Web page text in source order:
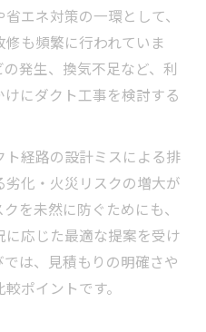
エネ対策の一環として、
も頻繁に行われていま
発生、換気不足など、利
にダクト工事を検討する
経路の設計ミスによる排
化・火災リスクの増大が
を未然に防ぐためにも、
応じた最適な提案を受け
は、見積もりの明確さや
ポイントです。